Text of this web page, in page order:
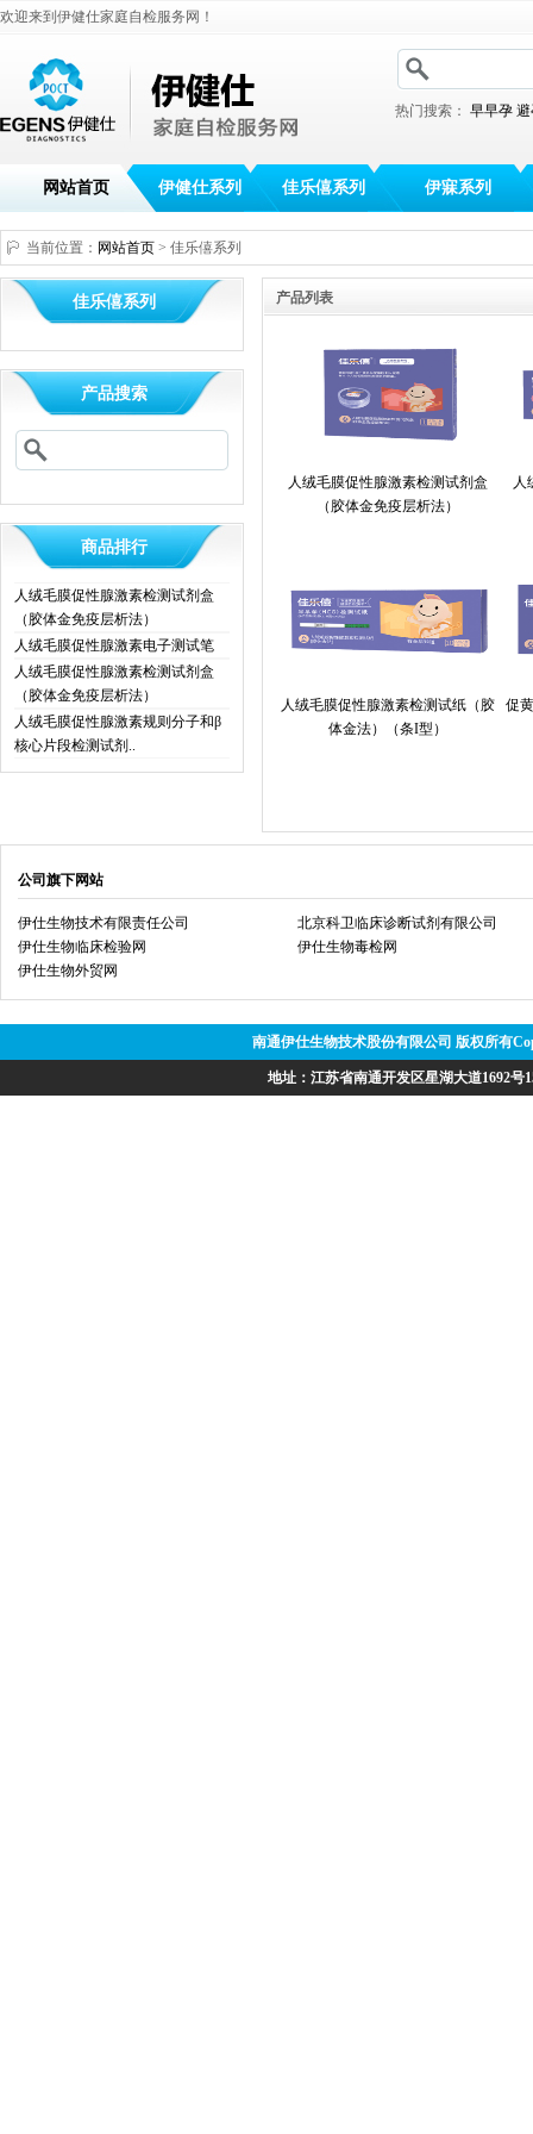
欢迎来到伊健仕家庭自检服务网！
热门搜索：早早孕
网站首页 伊健仕系列 佳乐僖系列 伊寐系列
当前位置： 网站首页 > 佳乐僖系列
佳乐僖系列
产品搜索
商品排行
人绒毛膜促性腺激素检测试剂盒
（胶体金免疫层析法）
人绒毛膜促性腺激素电子测试笔
人绒毛膜促性腺激素检测试剂盒
（胶体金免疫层析法）
人绒毛膜促性腺激素规则分子和β
核心片段检测试剂..
产品列表
人绒毛膜促性腺激素检测试剂盒
（胶体金免疫层析法）
人
人绒毛膜促性腺激素检测试纸（胶
体金法）（条I型）
促
公司旗下网站
伊仕生物技术有限责任公司
北京科卫临床诊断试剂有限公司
伊仕生物临床检验网
伊仕生物毒检网
伊仕生物外贸网
南通伊仕生物技术股份有限公司 版权所有
地址：江苏省南通开发区星湖大道1692号